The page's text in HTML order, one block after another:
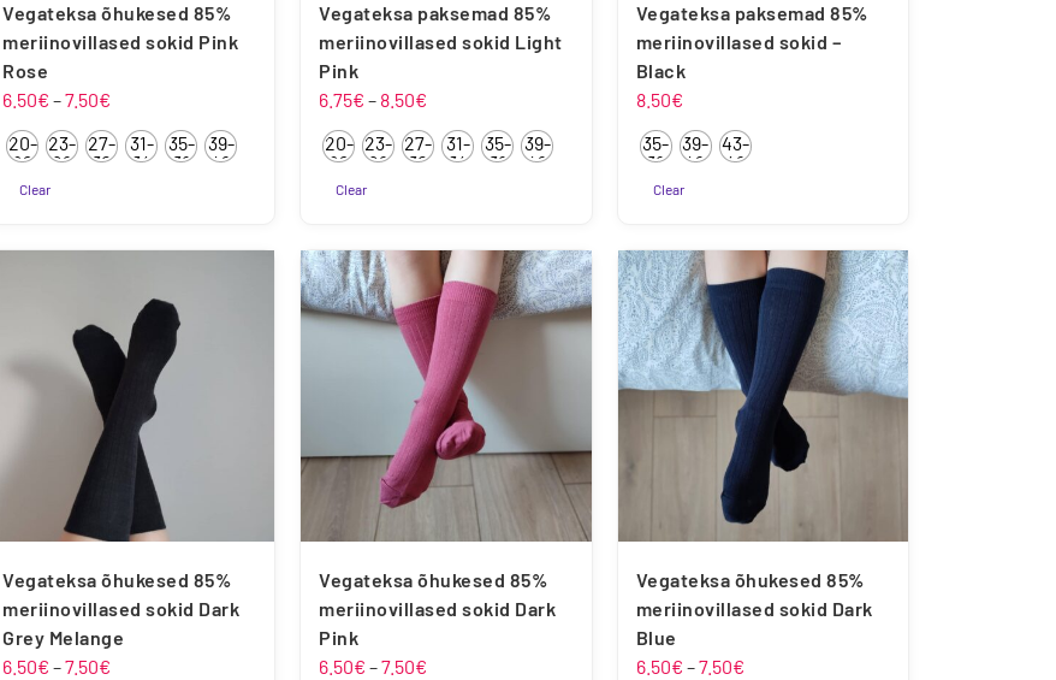
Vegateksa õhukesed 85%
meriinovillased sokid Pink
Rose
6.50€ –7.50€
6.50€
kuni
20-
22
23-
26
27-
30
31-
34
35-
38
39-
42
Clear
tootel
Valikuid
tootelehel.
Vegateksa paksemad 85%
meriinovillased sokid Light
Pink
6.75€ – 8.50€
6.75€
kuni
20-
22
23-
26
27-
30
31-
34
35-
38
39-
42
Clear
tootel
on
mitu
varianti.
tootelehel.
Vegateksa paksemad 85%
meriinovillased sokid –
Black
8.50€
35-
38
39-
42
43-
46
Clear
tootel
on
mitu
varianti.
Valikuid
saab
teha
Vegateksa õhukesed 85%
meriinovillased sokid Dark
Grey Melange
6.50€ –7.50€
Vegateksa õhukesed 85%
meriinovillased sokid Dark
Pink
6.50€ –7.50€
Vegateksa õhukesed 85%
meriinovillased sokid Dark
Blue
6.50€ –7.50€Hinnavahemik: